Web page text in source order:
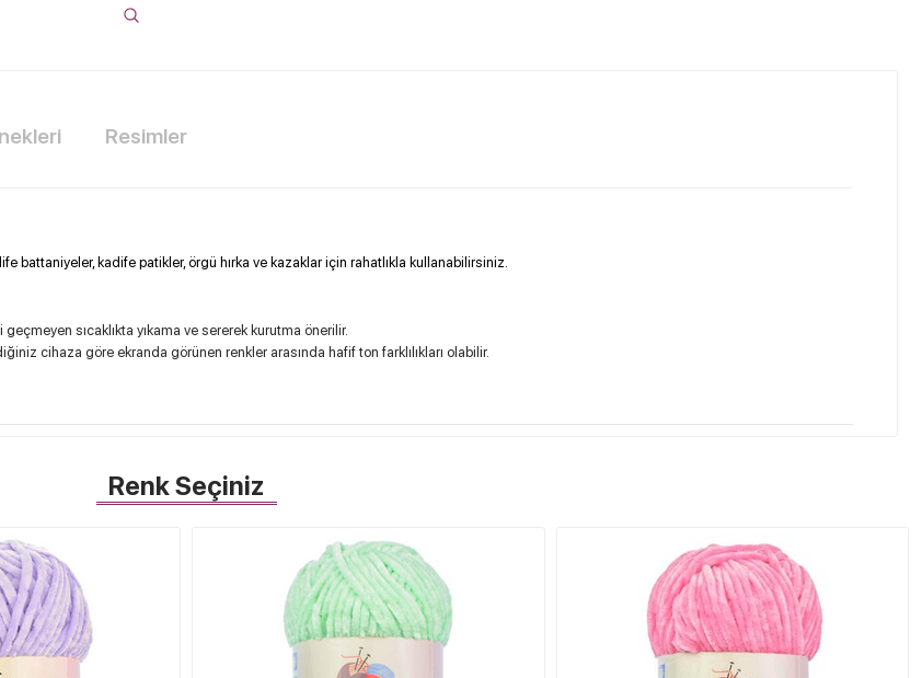
Resimler
battaniyeler, kadife patikler, örgü hırka ve kazaklar için rahatlıkla kullanabilirsiniz.
sıcaklıkta yıkama ve sererek kurutma önerilir.
cihaza göre ekranda görünen renkler arasında hafif ton farklılıkları olabilir.
Renk Seçiniz